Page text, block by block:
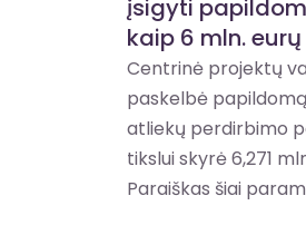
įsigyti
kaip 6 mln.
Centrinė projektų
paskelbė
atliekų perdirbimo
tikslui skyrė 6,271
Paraiškas šiai